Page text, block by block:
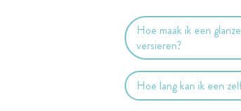
Hoe maak ik een
versieren?
Hoe lang kan ik een